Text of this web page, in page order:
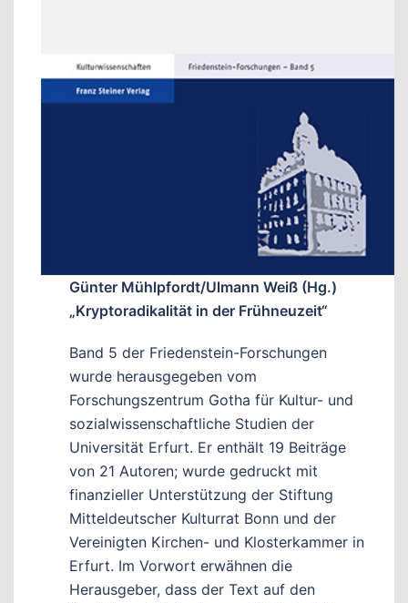
Günter Mühlpfordt/Ulmann Weiß (Hg.)
„Kryptoradikalität in der Frühneuzeit“
Band 5 der Friedenstein-Forschungen
wurde herausgegeben vom
Forschungszentrum Gotha für Kultur- und
sozialwissenschaftliche Studien der
Universität Erfurt. Er enthält 19 Beiträge
von 21 Autoren; wurde gedruckt mit
finanzieller Unterstützung der Stiftung
Mitteldeutscher Kulturrat Bonn und der
Vereinigten Kirchen- und Klosterkammer in
Erfurt. Im Vorwort erwähnen die
Herausgeber, dass der Text auf den